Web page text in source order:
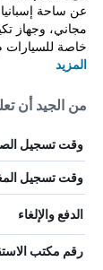
مجاني، وجهاز
خاصة للسيارات
المزيد
من الجيد أن
وقت تسجيل
وقت تسجيل
الدفع والإلغاء
رقم مكتب